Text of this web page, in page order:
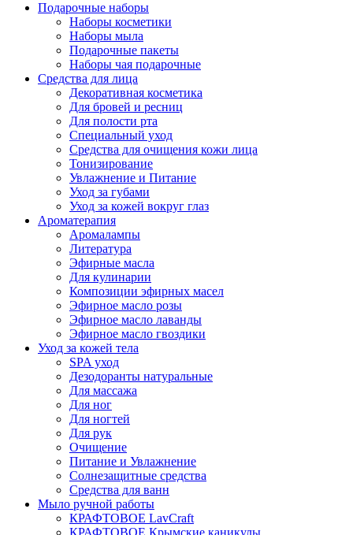
Подарочные наборы
Наборы косметики
Наборы мыла
Подарочные пакеты
Наборы чая подарочные
Средства для лица
Декоративная косметика
Для бровей и ресниц
Для полости рта
Специальный уход
Средства для очищения кожи лица
Тонизирование
Увлажнение и Питание
Уход за губами
Уход за кожей вокруг глаз
Ароматерапия
Аромалампы
Литература
Эфирные масла
Для кулинарии
Композиции эфирных масел
Эфирное масло розы
Эфирное масло лаванды
Эфирное масло гвоздики
Уход за кожей тела
SPA уход
Дезодоранты натуральные
Для массажа
Для ног
Для ногтей
Для рук
Очищение
Питание и Увлажнение
Солнезащитные средства
Средства для ванн
Мыло ручной работы
КРАФТОВОЕ LavCraft